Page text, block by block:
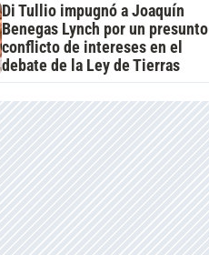
Di Tullio impugnó a Joaquín
Benegas Lynch por un presunto
conflicto de intereses en el
debate de la Ley de Tierras